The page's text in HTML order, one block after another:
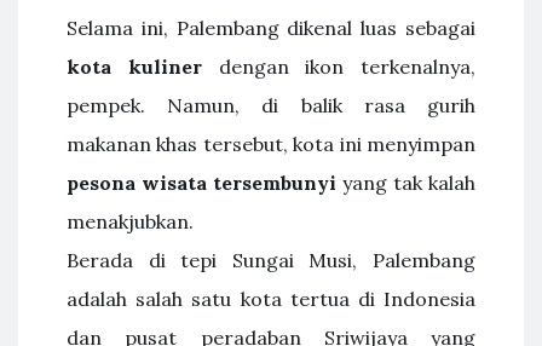
Selama ini, Palembang dikenal luas sebagai
kota kulinerdengan ikon terkenalnya,
pempek. Namun, di balik rasa gurih
makanan khas tersebut, kota ini menyimpan
pesona wisata tersembunyi yang tak kalah
menakjubkan.
Berada di tepi Sungai Musi, Palembang
adalah salah satu kota tertua di Indonesia
dan pusat peradaban Sriwijaya yang